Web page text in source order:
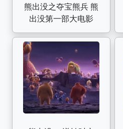
熊出没之夺宝熊兵 熊
出没第一部大电影